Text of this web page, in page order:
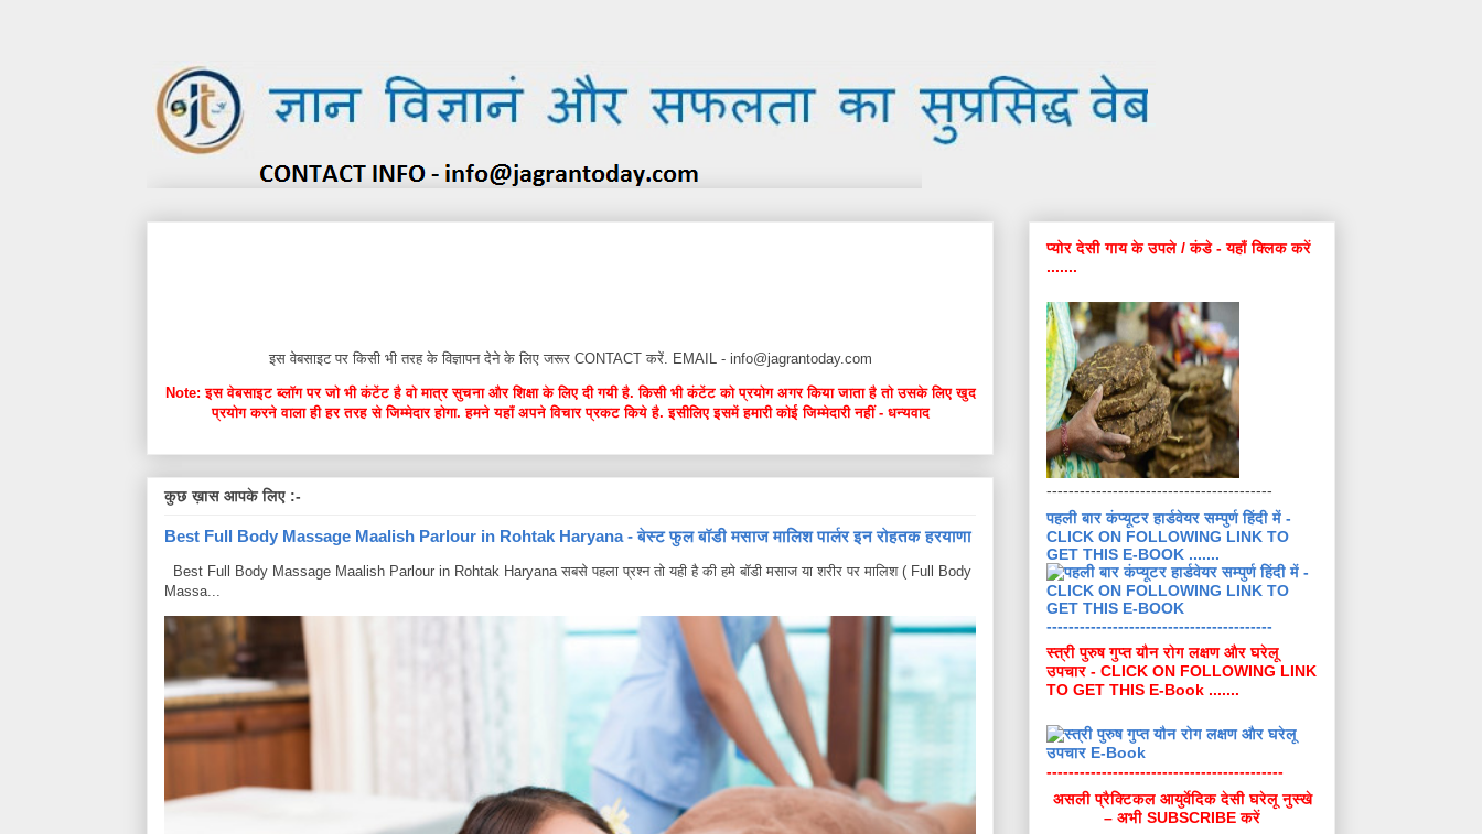
इस वेबसाइट पर किसी भी तरह के विज्ञापन देने के लिए जरूर CONTACT करें. EMAIL - info@jagrantoday.com
Note: इस वेबसाइट ब्लॉग पर जो भी कंटेंट है वो मात्र सुचना और शिक्षा के लिए दी गयी है. किसी भी कंटेंट को प्रयोग अगर किया जाता है तो उसके लिए खुद
प्रयोग करने वाला ही हर तरह से जिम्मेदार होगा. हमने यहाँ अपने विचार प्रकट किये है. इसीलिए इसमें हमारी कोई जिम्मेदारी नहीं - धन्यवाद
कुछ ख़ास आपके लिए :-
Best Full Body Massage Maalish Parlour in Rohtak Haryana - बेस्ट फुल बॉडी मसाज मालिश पार्लर इन रोहतक हरयाणा
Best Full Body Massage Maalish Parlour in Rohtak Haryana सबसे पहला प्रश्न तो यही है की हमे बॉडी मसाज या शरीर पर मालिश ( Full Body
Massa...
प्योर देसी गाय के उपले / कंडे - यहाँ क्लिक करें
.......
-----------------------------------------
पहली बार कंप्यूटर हार्डवेयर सम्पुर्ण हिंदी में -
CLICK ON FOLLOWING LINK TO
GET THIS E-BOOK .......
-----------------------------------------
स्त्री पुरुष गुप्त यौन रोग लक्षण और घरेलू
उपचार - CLICK ON FOLLOWING LINK
TO GET THIS E-Book .......
-------------------------------------------
असली प्रैक्टिकल आयुर्वेदिक देसी घरेलू नुस्खे
– अभी SUBSCRIBE करें